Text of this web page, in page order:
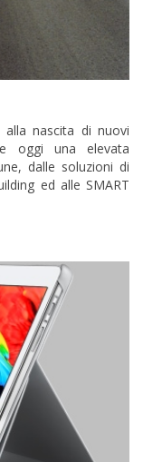
nascita di nuovi
oggi una elevata
dalle soluzioni di
ed alle SMART